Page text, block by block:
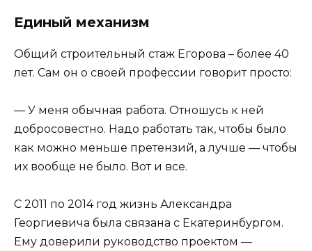
Единый механизм
Общий строительный стаж Егорова – более 40
лет. Сам он о своей профессии говорит просто:
— У меня обычная работа. Отношусь к ней
добросовестно. Надо работать так, чтобы было
как можно меньше претензий, а лучше — чтобы
их вообще не было. Вот и все.
С 2011 по 2014 год жизнь Александра
Георгиевича была связана с Екатеринбургом.
Ему доверили руководство проектом —